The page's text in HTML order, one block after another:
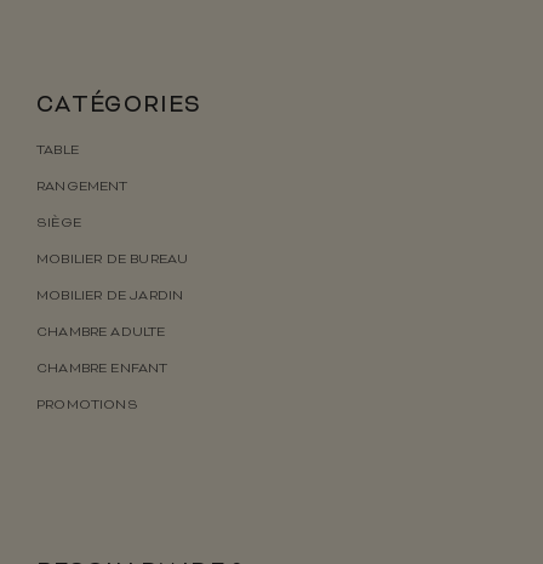
CATÉGORIES
TABLE
RANGEMENT
SIÈGE
MOBILIER DE BUREAU
MOBILIER DE JARDIN
CHAMBRE ADULTE
CHAMBRE ENFANT
PROMOTIONS